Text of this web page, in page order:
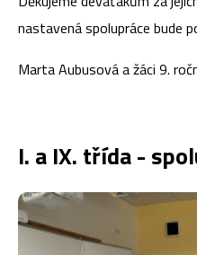
nastavená spolupráce bude
Marta Aubusová a žáci 9.
I. a IX. třída -